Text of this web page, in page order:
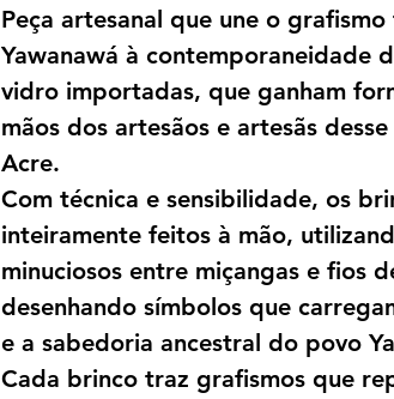
Peça artesanal que une o
Yawanawá à contemporaneidade
vidro importadas, que ganham
mãos dos artesãos e artesãs
Acre.
Com técnica e sensibilidade, os
inteiramente feitos à mão,
minuciosos entre miçangas e fios
desenhando símbolos que
e a sabedoria ancestral do povo
Cada brinco traz grafismos que